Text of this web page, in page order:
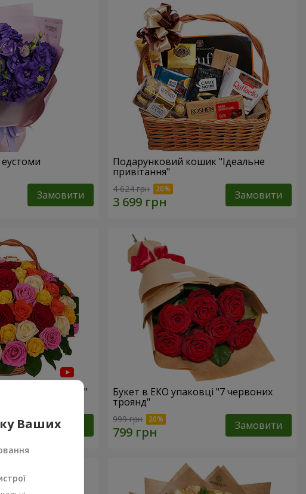
еустоми
Замовити
Подарунковий кошик "Ідеальне
привітання"
4 624 грн Замовити
троянда"
Замовити
Букет в ЕКО упаковці "7 червоних
троянд"
999 грн Замовити
Ваших